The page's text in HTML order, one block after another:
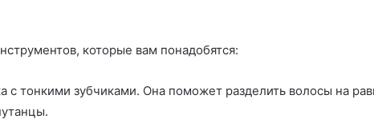
которые вам понадобятся:
с тонкими зубчиками. Она поможет разделить волосы на